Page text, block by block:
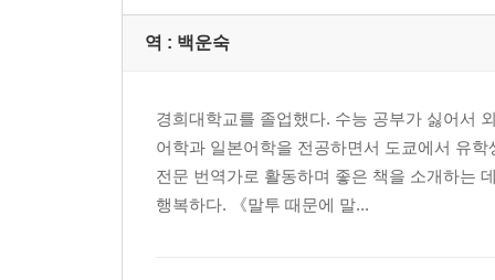
동가자카문고 | 어촌 마을에서 일군 책 있는 생활과
이루스문고 | 끝 없이 증식하는 책장으로 가득 찬
LVDB북스 | 전통 가옥을 관통하는 강관 비계 서가
세이코샤 | 여섯 개의 날개벽이 만드는 딱 좋은 몰
바 휘테. | 길가를 물들이는 지극히 사적인 협소 부
역 : 백운숙
경희대학교를 졸업했다. 수능 공부가 싫어서
어학과 일본어학을 전공하면서 도쿄에서 유
전문 번역가로 활동하며 좋은 책을 소개하는
행복하다. 《말투 때문에 말...